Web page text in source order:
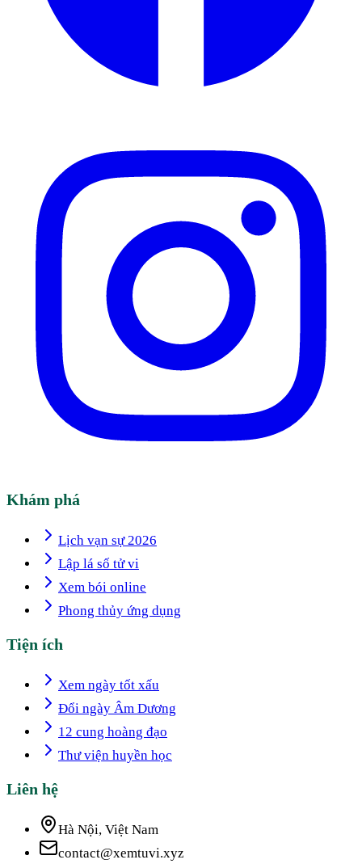
Khám phá
Lịch vạn sự 2026
Lập lá số tử vi
Xem bói online
Phong thủy ứng dụng
Tiện ích
Xem ngày tốt xấu
Đổi ngày Âm Dương
12 cung hoàng đạo
Thư viện huyền học
Liên hệ
Hà Nội, Việt Nam
contact@xemtuvi.xyz